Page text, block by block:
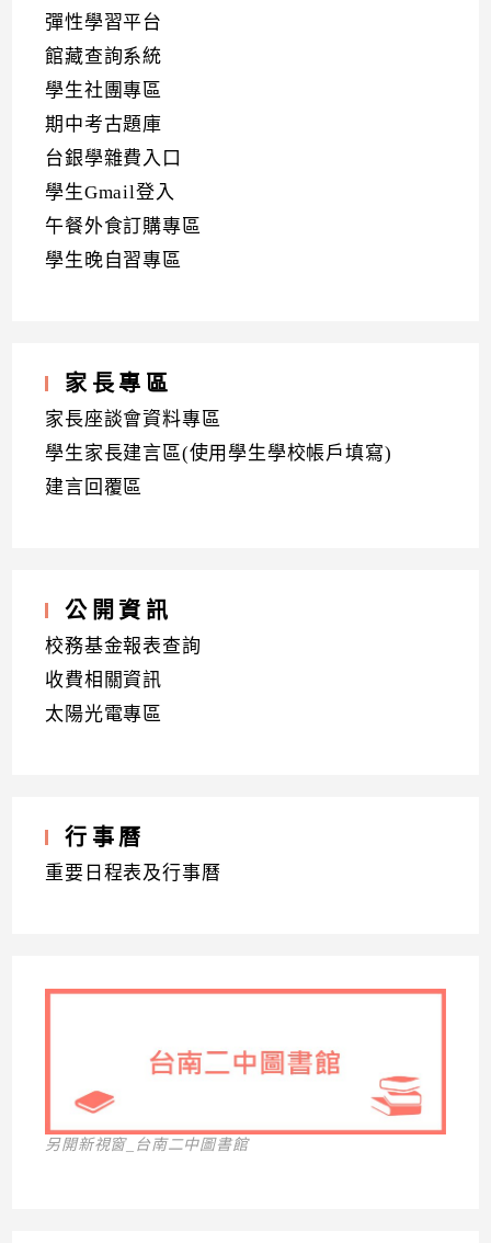
彈性學習平台
館藏查詢系統
學生社團專區
期中考古題庫
台銀學雜費入口
學生Gmail登入
午餐外食訂購專區
學生晚自習專區
家長專區
家長座談會資料專區
學生家長建言區(使用學生學校帳戶填寫)
建言回覆區
公開資訊
校務基金報表查詢
收費相關資訊
太陽光電專區
行事曆
重要日程表及行事曆
另開新視窗_台南二中圖書館